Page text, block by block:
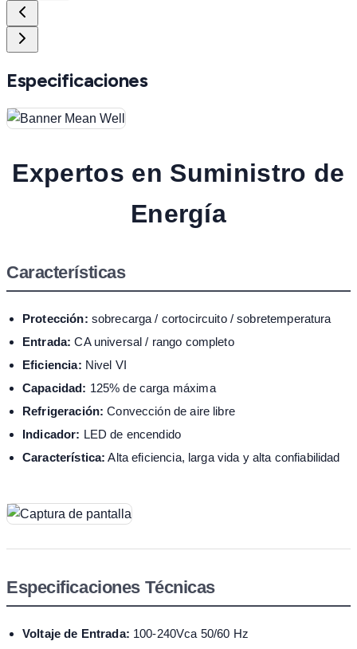
Especificaciones
Expertos en Suministro de
Energía
Características
Protección: sobrecarga / cortocircuito / sobretemperatura
Entrada: CA universal / rango completo
Eficiencia: Nivel VI
Capacidad: 125% de carga máxima
Refrigeración: Convección de aire libre
Indicador: LED de encendido
Característica: Alta eficiencia, larga vida y alta confiabilidad
Especificaciones Técnicas
Voltaje de Entrada: 100-240Vca 50/60 Hz